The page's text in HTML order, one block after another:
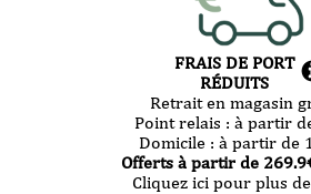
FRAIS DE PORT
RÉDUITS
Retrait en magasin
Point relais : à partir
Domicile : à partir de
Offerts à partir de 269.9
Cliquez ici pour plus